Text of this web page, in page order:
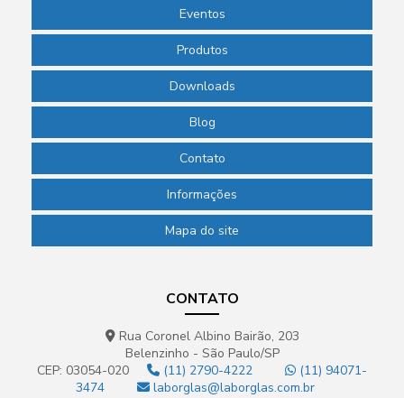
Eventos
Produtos
Downloads
Blog
Contato
Informações
Mapa do site
CONTATO
Rua Coronel Albino Bairão, 203
Belenzinho - São Paulo/SP
CEP: 03054-020
(11) 2790-4222
(11) 94071-
3474
laborglas@laborglas.com.br